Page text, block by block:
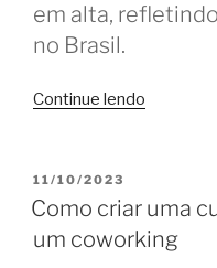
em alta,
no Brasil.
Continue lendo
mais
PUBLICADO
EM
11/10/2023
Como criar uma
um coworking